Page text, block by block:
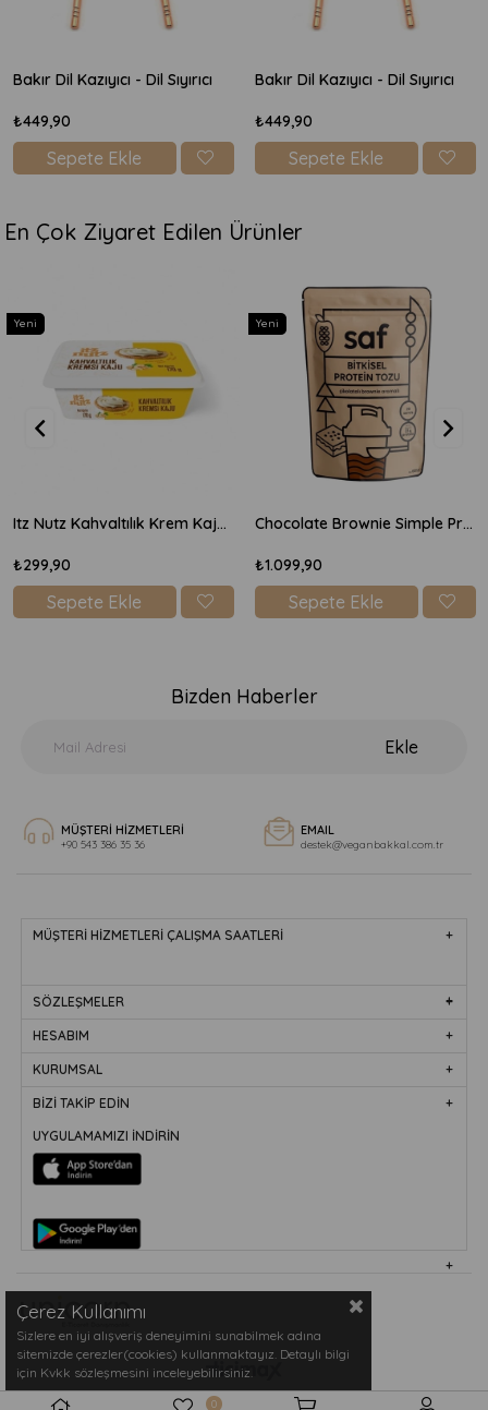
Bakır Dil Kazıyıcı - Dil Sıyırıcı
₺449,90
Sepete Ekle
Bakır Dil Kazıyıcı - Dil Sıyırıcı
₺449,90
Sepete Ekle
En Çok Ziyaret Edilen Ürünler
Itz Nutz Kahvaltılık Krem Kaju Peyniri 170gr
₺299,90
Sepete Ekle
Yeni
Chocolate Brownie Simple Protein Mix 600gr
₺1.099,90
Sepete Ekle
Yeni
Bizden Haberler
Ekle
MÜŞTERİ HİZMETLERİ
+90 543 386 35 36
EMAIL
destek@veganbakkal.com.tr
MÜŞTERİ HİZMETLERİ ÇALIŞMA SAATLERİ
SÖZLEŞMELER
HESABIM
KURUMSAL
BİZİ TAKİP EDİN
UYGULAMAMIZI İNDİRİN
Çerez Kullanımı
Sizlere en iyi alışveriş deneyimini sunabilmek adına
sitemizde çerezler(cookies) kullanmaktayız. Detaylı bilgi
için Kvkk sözleşmesini inceleyebilirsiniz.
0